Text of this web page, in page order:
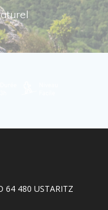
64 480 USTARITZ